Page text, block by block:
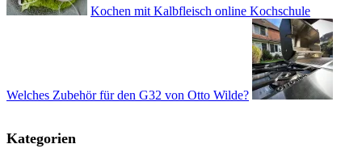
Kochen mit Kalbfleisch online Kochschule
Welches Zubehör für den G32 von Otto Wilde?
Kategorien